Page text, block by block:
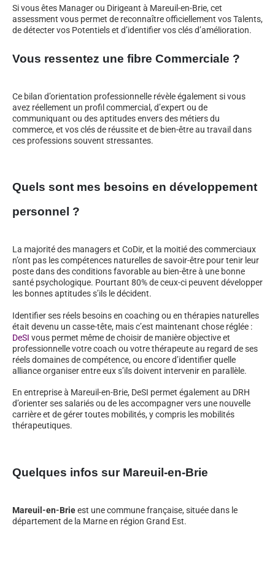
Si vous êtes Manager ou Dirigeant à Mareuil-en-Brie, cet
assessment vous permet de reconnaître officiellement vos Talents,
de détecter vos Potentiels et d’identifier vos clés d’amélioration.
Vous ressentez une fibre Commerciale ?
Ce bilan d’orientation professionnelle révèle également si vous
avez réellement un profil commercial, d’expert ou de
communiquant ou des aptitudes envers des métiers du
commerce, et vos clés de réussite et de bien-être au travail dans
ces professions souvent stressantes.
Quels sont mes besoins en développement
personnel ?
La majorité des managers et CoDir, et la moitié des commerciaux
n’ont pas les compétences naturelles de savoir-être pour tenir leur
poste dans des conditions favorable au bien-être à une bonne
santé psychologique. Pourtant 80% de ceux-ci peuvent développer
les bonnes aptitudes s’ils le décident.
Identifier ses réels besoins en coaching ou en thérapies naturelles
était devenu un casse-tête, mais c’est maintenant chose réglée :
DeSI vous permet même de choisir de manière objective et
professionnelle votre coach ou votre thérapeute au regard de ses
réels domaines de compétence, ou encore d’identifier quelle
alliance organiser entre eux s’ils doivent intervenir en parallèle.
En entreprise à Mareuil-en-Brie, DeSI permet également au DRH
d’orienter ses salariés ou de les accompagner vers une nouvelle
carrière et de gérer toutes mobilités, y compris les mobilités
thérapeutiques.
Quelques infos sur Mareuil-en-Brie
Mareuil-en-Brieest une commune française, située dans le
département de la Marne en région Grand Est.